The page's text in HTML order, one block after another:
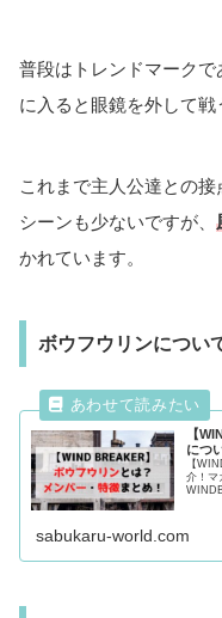
普段はトレンドマークで
に入ると眼鏡を外して戦
これまで主人公達との
シーンも少ないですが、
かれています。
ボウフウリンについ
【
につ
【
介！マ
sabukaru-world.com